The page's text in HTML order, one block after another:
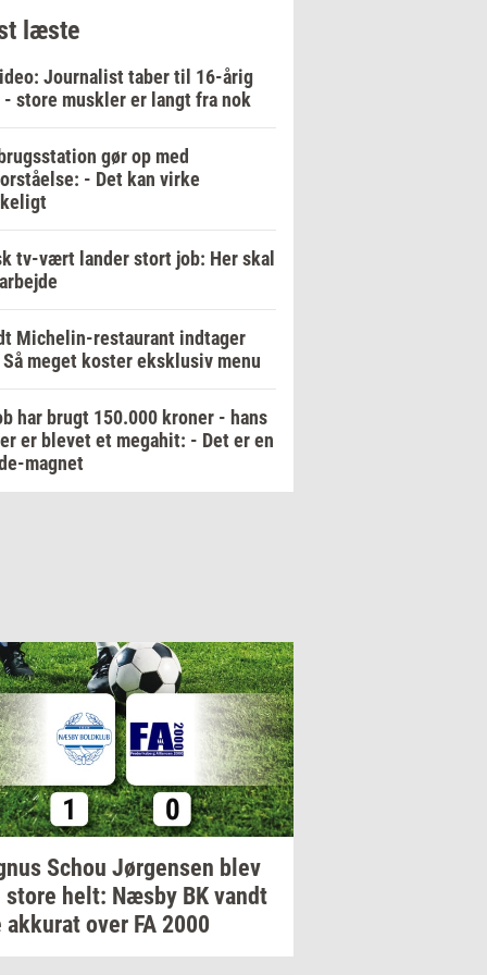
læste
Journalist taber til 16-årig
- store muskler er langt fra nok
gør op med
- Det kan virke
tv-vært lander stort job: Her skal
Michelin-restaurant indtager
Så meget koster eksklusiv menu
har brugt 150.000 kroner - hans
er blevet et megahit: - Det er en
magnet
Schou Jør­gen­sen blev
store helt: Næsby BK vandt
ak­ku­rat over FA 2000